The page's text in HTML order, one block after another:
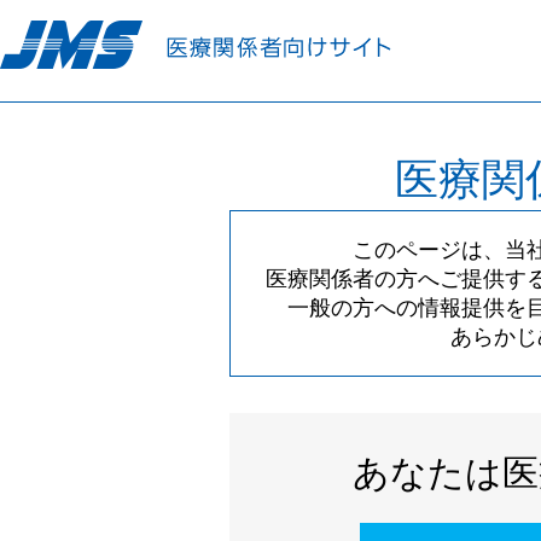
医療
このページは、当
医療関係者の方へご提供す
一般の方への情報提供を
あらか
あなたは